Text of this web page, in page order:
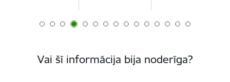
Vai šī informācija bija noderīga?